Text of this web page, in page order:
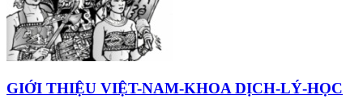
GIỚI THIỆU VIỆT-NAM-KHOA DỊCH-LÝ-HỌC